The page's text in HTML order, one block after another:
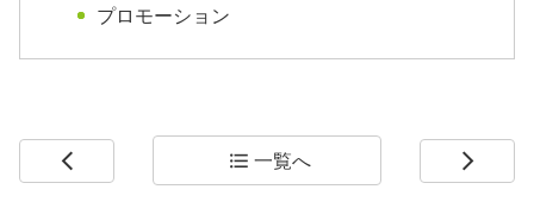
プロモーション
arrow_back_ios format_list_bulleted 一覧へ arrow_forward_ios